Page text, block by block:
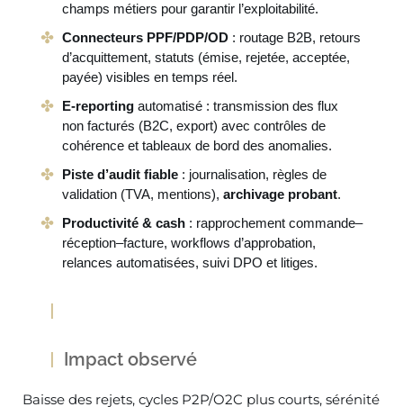
champs métiers pour garantir l’exploitabilité.
Connecteurs PPF/PDP/OD : routage B2B, retours
d’acquittement, statuts (émise, rejetée, acceptée,
payée) visibles en temps réel.
E-reporting automatisé : transmission des flux
non facturés (B2C, export) avec contrôles de
cohérence et tableaux de bord des anomalies.
Piste d’audit fiable : journalisation, règles de
validation (TVA, mentions), archivage probant.
Productivité & cash : rapprochement commande–
réception–facture, workflows d’approbation,
relances automatisées, suivi DPO et litiges.
Impact observé
Baisse des rejets, cycles P2P/O2C plus courts, sérénité